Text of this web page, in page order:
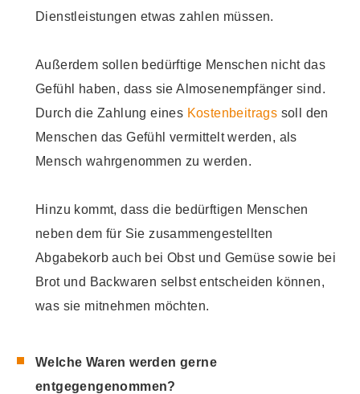
Dienstleistungen etwas zahlen müssen.
Außerdem sollen bedürftige Menschen nicht das
Gefühl haben, dass sie Almosenempfänger sind.
Durch die Zahlung eines Kostenbeitrags soll den
Menschen das Gefühl vermittelt werden, als
Mensch wahrgenommen zu werden.
Hinzu kommt, dass die bedürftigen Menschen
neben dem für Sie zusammengestellten
Abgabekorb auch bei Obst und Gemüse sowie bei
Brot und Backwaren selbst entscheiden können,
was sie mitnehmen möchten.
Welche Waren werden gerne
entgegengenommen?